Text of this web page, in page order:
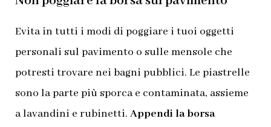
Evita in tutti i modi di poggiare i tuoi oggetti
personali sul pavimento o sulle mensole che
potresti trovare nei bagni pubblici. Le piastrelle
sono la parte più sporca e contaminata, assieme
a lavandini e rubinetti. Appendi la borsa